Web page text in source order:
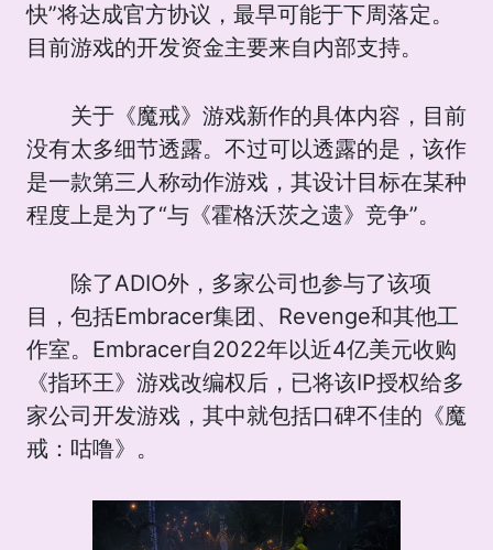
快”将达成官方协议，最早可能于下周落定。
目前游戏的开发资金主要来自内部支持。
关于《魔戒》游戏新作的具体内容，目前
没有太多细节透露。不过可以透露的是，该作
是一款第三人称动作游戏，其设计目标在某种
程度上是为了“与《霍格沃茨之遗》竞争”。
除了ADIO外，多家公司也参与了该项
目，包括Embracer集团、Revenge和其他工
作室。Embracer自2022年以近4亿美元收购
《指环王》游戏改编权后，已将该IP授权给多
家公司开发游戏，其中就包括口碑不佳的《魔
戒：咕噜》。